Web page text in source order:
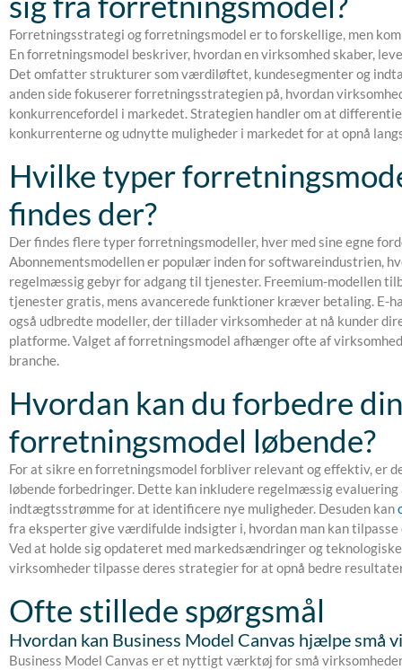
Forretningsstrategi og forretningsmodel er to forskellige, men
En forretningsmodel beskriver, hvordan en virksomhed skaber,
Det omfatter strukturer som værdiløftet, kundesegmenter og
anden side fokuserer forretningsstrategien på, hvordan
konkurrencefordel i markedet. Strategien handler om at
konkurrenterne og udnytte muligheder i markedet for at opnå
Hvilke typer
findes der?
Der findes flere typer forretningsmodeller, hver med sine egne
Abonnementsmodellen er populær inden for softwareindustrien,
regelmæssig gebyr for adgang til tjenester. Freemium-modellen
tjenester gratis, mens avancerede funktioner kræver betaling. E-
også udbredte modeller, der tillader virksomheder at nå kunder
platforme. Valget af forretningsmodel afhænger ofte af
branche.
Hvordan kan du forbedre din
forretningsmodel løbende?
For at sikre en forretningsmodel forbliver relevant og effektiv, er
løbende forbedringer. Dette kan inkludere regelmæssig evaluering
indtægtsstrømme for at identificere nye muligheder. Desuden kan
fra eksperter give værdifulde indsigter i, hvordan man kan tilpasse
Ved at holde sig opdateret med markedsændringer og
virksomheder tilpasse deres strategier for at opnå bedre
Ofte stillede spørgsmål
Hvordan kan Business Model Canvas hjælpe små
Business Model Canvas er et nyttigt værktøj for små